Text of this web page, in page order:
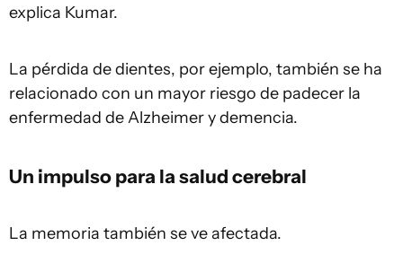
explica Kumar.
La pérdida de dientes, por ejemplo, también se ha
relacionado con un mayor riesgo de padecer la
enfermedad de Alzheimer y demencia.
Un impulso para la salud cerebral
La memoria también se ve afectada.